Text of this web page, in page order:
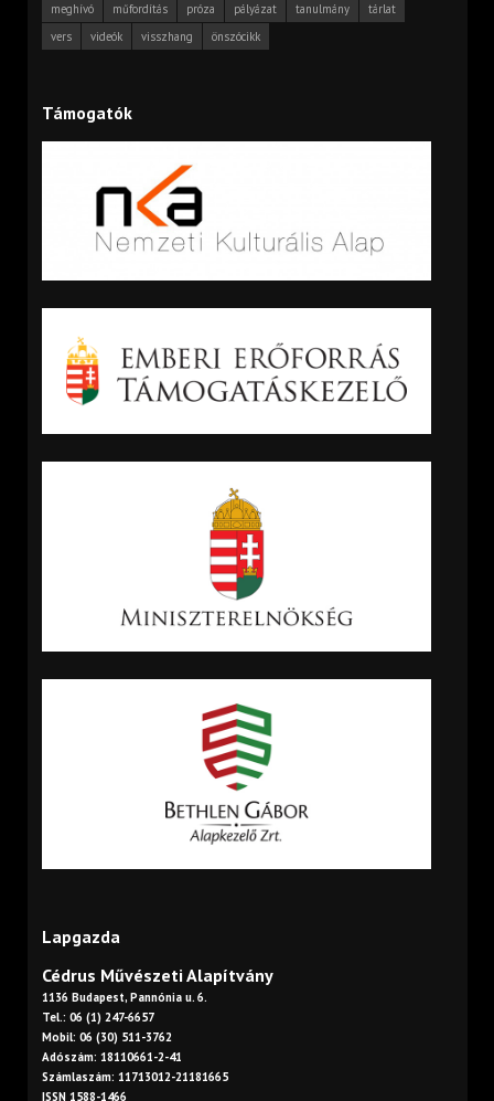
meghívó
műfordítás próza pályázat tanulmány
tárlat
vers
videók visszhang önszócikk
Támogatók
Lapgazda
Cédrus Művészeti Alapítvány
1136 Budapest, Pannónia u. 6.
Tel.: 06 (1) 247-6657
Mobil: 06 (30) 511-3762
Adószám: 18110661-2-41
Számlaszám: 11713012-21181665
ISSN 1588-1466